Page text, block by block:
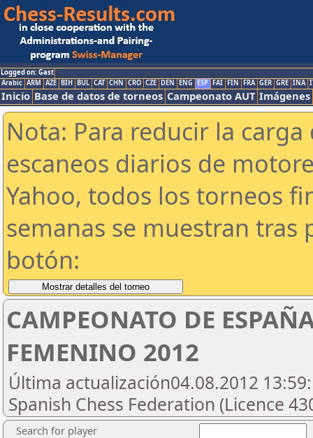
Logged on: Gast
Arabic ARM AZE BIH BUL CAT CHN CRO CZE DEN ENG ESP FAI FIN FRA GER GRE INA
Inicio Base de datos de torneos Campeonato AUT Imágenes
Nota: Para reducir la
escaneos diarios de
Yahoo, todos los torneos
semanas se muestran tras
botón:
CAMPEONATO DE
FEMENINO 2012
Última actualización04.08.2012
Spanish Chess Federation (Licence
Search for player